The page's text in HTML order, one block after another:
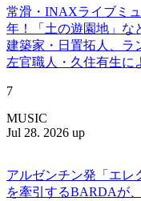
常滑・INAXライブミ
年！「土の遊園地」な
建築家・日置拓人、ラ
左官職人・久住有生に
7
MUSIC
Jul 28. 2026 up
アルゼンチン発「エレ
を牽引するBARDAが